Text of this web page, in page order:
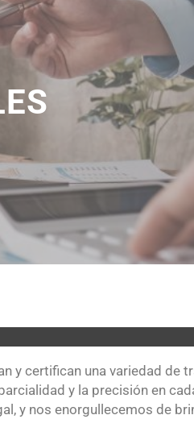
y certifican una variedad de
y la precisión en
y nos enorgullecemos de